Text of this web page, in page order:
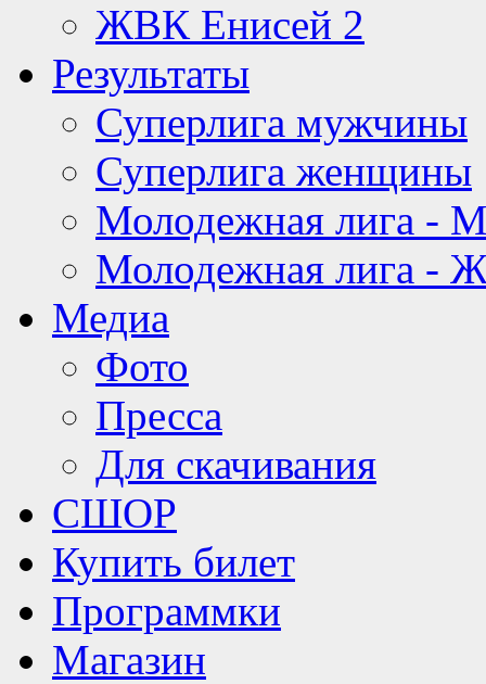
ЖВК Енисей 2
Результаты
Суперлига мужчины
Суперлига женщины
Молодежная лига -
Молодежная лига -
Медиа
Фото
Пресса
Для скачивания
СШОР
Купить билет
Программки
Магазин